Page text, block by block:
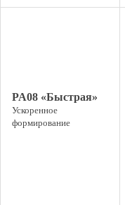
PA08 «Быстрая»
Ускоренное
формирование